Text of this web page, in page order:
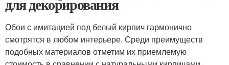
для декорирования
Обои с имитацией под белый кирпич гармонично
смотрятся в любом интерьере. Среди преимуществ
подобных материалов отметим их приемлемую